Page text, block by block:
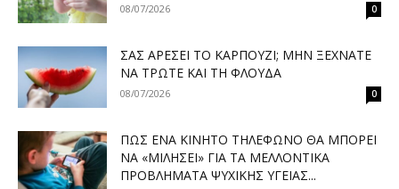
08/07/2026 0
ΣΑΣ ΑΡΈΣΕΙ ΤΟ ΚΑΡΠΟΎΖΙ; ΜΗΝ ΞΕΧΝΆΤΕ
ΝΑ ΤΡΏΤΕ ΚΑΙ ΤΗ ΦΛΟΎΔΑ
08/07/2026 0
ΠΏΣ ΈΝΑ ΚΙΝΗΤΌ ΤΗΛΈΦΩΝΟ ΘΑ ΜΠΟΡΕΊ
ΝΑ «ΜΙΛΉΣΕΙ» ΓΙΑ ΤΑ ΜΕΛΛΟΝΤΙΚΆ
ΠΡΟΒΛΉΜΑΤΑ ΨΥΧΙΚΉΣ ΥΓΕΊΑΣ...